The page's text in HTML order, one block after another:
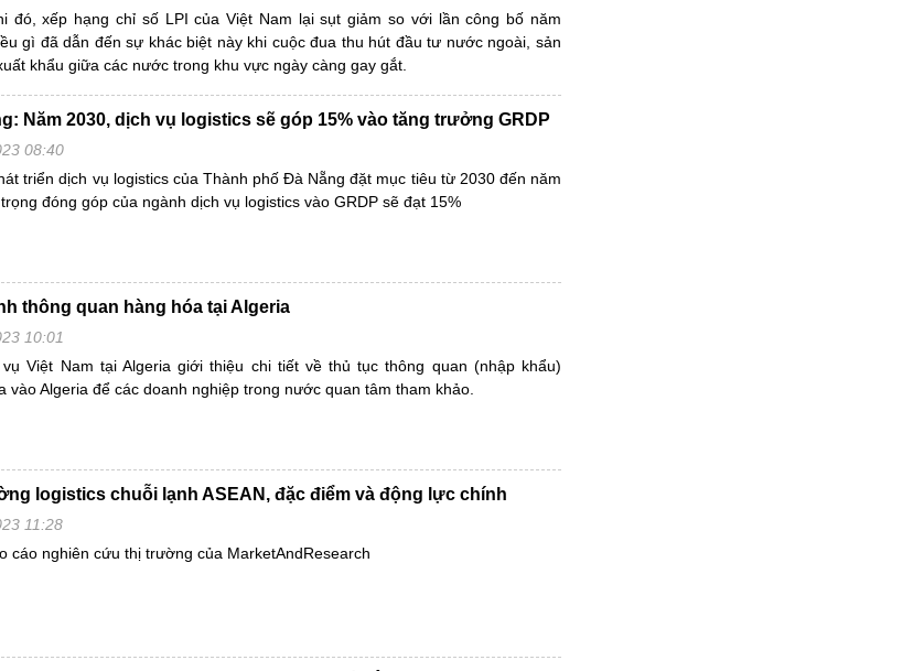
đó, xếp hạng chỉ số LPI của Việt Nam lại sụt giảm so với lần công bố năm
gì đã dẫn đến sự khác biệt này khi cuộc đua thu hút đầu tư nước ngoài, sản
khẩu giữa các nước trong khu vực ngày càng gay gắt.
Năm 2030, dịch vụ logistics sẽ góp 15% vào tăng trưởng GRDP
08:40
triển dịch vụ logistics của Thành phố Đà Nẵng đặt mục tiêu từ 2030 đến năm
đóng góp của ngành dịch vụ logistics vào GRDP sẽ đạt 15%
thông quan hàng hóa tại Algeria
10:01
Việt Nam tại Algeria giới thiệu chi tiết về thủ tục thông quan (nhập khẩu)
vào Algeria để các doanh nghiệp trong nước quan tâm tham khảo.
logistics chuỗi lạnh ASEAN, đặc điểm và động lực chính
11:28
cáo nghiên cứu thị trường của MarketAndResearch